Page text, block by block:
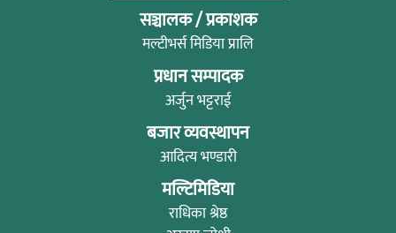
सञ्चालक / प्रकाशक
मल्टीभर्स मिडिया प्रालि
प्रधान सम्पादक
अर्जुन भट्टराई
बजार व्यवस्थापन
आदित्य भण्डारी
मल्टिमिडिया
राधिका श्रेष्ठ